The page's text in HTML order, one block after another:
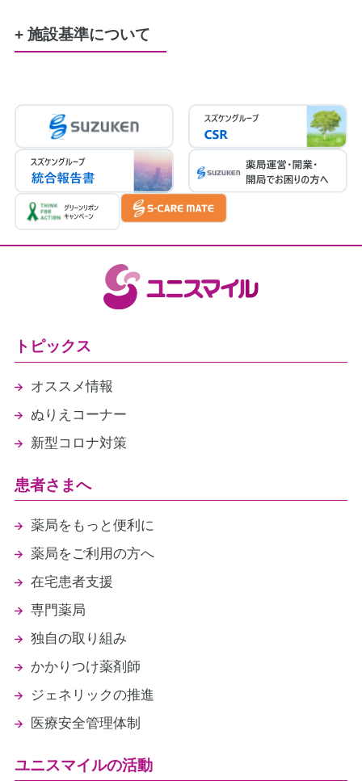
340円／週
+ 施設基準について
連携強化加算（5点）
医療DX推進体制整備加算１（10点）
かかりつけ薬剤師指導料（76点）
かかりつけ薬剤師包括管理料（291点）
在宅薬学総合体制加算1（15点）
在宅患者訪問薬剤管理指導料
医療情報取得加算（1点）
トピックス
オススメ情報
ぬりえコーナー
新型コロナ対策
患者さまへ
薬局をもっと便利に
薬局をご利用の方へ
在宅患者支援
専門薬局
独自の取り組み
かかりつけ薬剤師
ジェネリックの推進
医療安全管理体制
ユニスマイルの活動